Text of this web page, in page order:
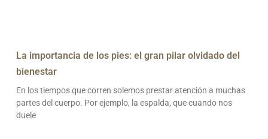
La importancia de los pies: el gran pilar olvidado del
bienestar
En los tiempos que corren solemos prestar atención a muchas
partes del cuerpo. Por ejemplo, la espalda, que cuando nos
duele